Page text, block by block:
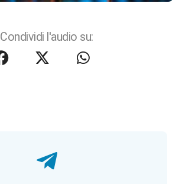
Condividi l'audio su: